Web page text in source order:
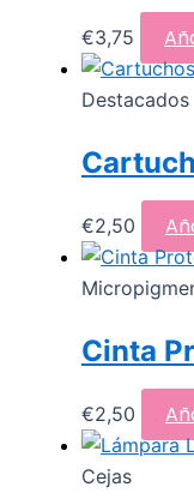
€3,75
Destacados
€2,50
Cinta
€2,50
Cejas